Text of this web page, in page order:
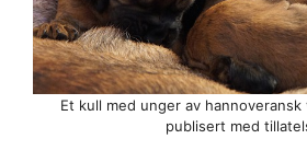
Et kull med unger av
publisert med